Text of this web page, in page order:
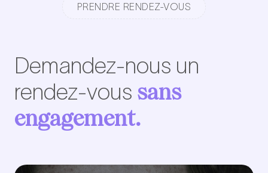
PRENDRE RENDEZ-VOUS
Demandez-nous un
rendez-vous sans
engagement.